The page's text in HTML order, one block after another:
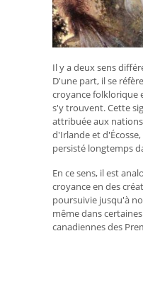
Il y a deux sens
D'une part, il se
croyance folklorique
s'y trouvent. Cette
attribuée aux
d'Irlande et
persisté longtemps
En ce sens, il est
croyance en des
poursuivie jusqu'à
même dans
canadiennes des